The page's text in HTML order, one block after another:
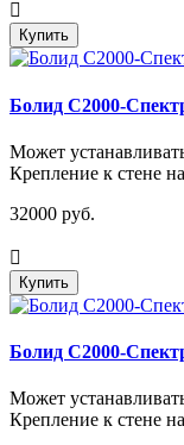
Купить
Болид С2000-
Может
Крепление к стене
32000 руб.
Купить
Болид С2000-
Может
Крепление к стене